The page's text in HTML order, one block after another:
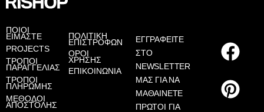
ΠΟΙΟΙ
ΕΙΜΑΣΤΕ
PROJECTS
ΤΡΟΠΟΙ
ΠΑΡΑΓΓΕΛΙΑΣ
ΤΡΟΠΟΙ
ΠΛΗΡΩΜΗΣ
ΜΕΘΟΔΟΙ
ΑΠΟΣΤΟΛΗΣ
ΠΟΛΙΤΙΚΗ
ΕΠΙΣΤΡΟΦΩΝ
ΟΡΟΙ
ΧΡΗΣΗΣ
ΕΠΙΚΟΙΝΩΝΙΑ
ΕΓΓΡΑΦΕΙΤΕ
ΣΤΟ
NEWSLETTER
ΜΑΣ ΓΙΑ ΝΑ
ΜΑΘΑΙΝΕΤΕ
ΠΡΩΤΟΙ ΓΙΑ